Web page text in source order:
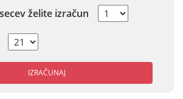
želite izračun
IZRAČUNAJ